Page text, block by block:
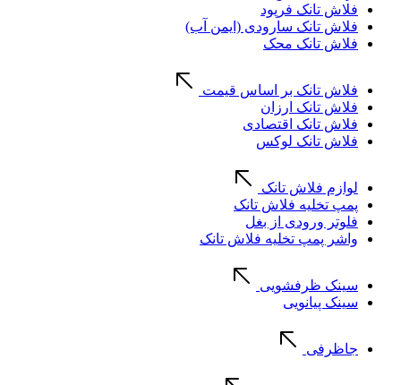
فلاش تانک فرپود
فلاش تانک سارودی (ایمن آب)
فلاش تانک محک
فلاش تانک بر اساس قیمت
فلاش تانک ارزان
فلاش تانک اقتصادی
فلاش تانک لوکس
لوازم فلاش تانک
پمپ تخلیه فلاش تانک
فلوتر ورودی از بغل
واشر پمپ تخلیه فلاش تانک
سینک ظرفشویی
سینک پیانویی
جاظرفی